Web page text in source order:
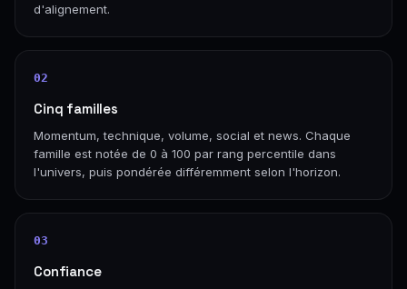
d'alignement.
02
Cinq familles
Momentum, technique, volume, social et news. Chaque
famille est notée de 0 à 100 par rang percentile dans
l'univers, puis pondérée différemment selon l'horizon.
03
Confiance